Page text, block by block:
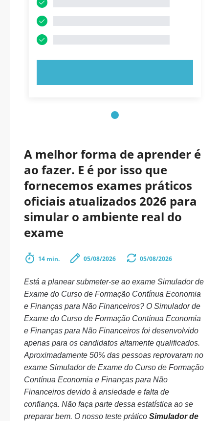
A melhor forma de aprender é
ao fazer. E é por isso que
fornecemos exames práticos
oficiais atualizados 2026 para
simular o ambiente real do
exame
14 min. 05/08/2026 05/08/2026
Está a planear submeter-se ao exame Simulador de
Exame do Curso de Formação Contínua Economia
e Finanças para Não Financeiros? O Simulador de
Exame do Curso de Formação Contínua Economia
e Finanças para Não Financeiros foi desenvolvido
apenas para os candidatos altamente qualificados.
Aproximadamente 50% das pessoas reprovaram no
exame Simulador de Exame do Curso de Formação
Contínua Economia e Finanças para Não
Financeiros devido à ansiedade e falta de
confiança. Não faça parte dessa estatística ao se
preparar bem. O nosso teste prático Simulador de